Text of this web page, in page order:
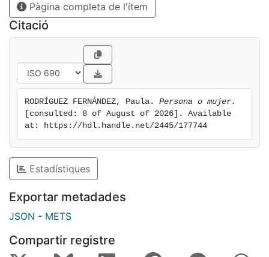
de desigualdad que se han perpetuado y
reconociendo los derechos que tradicionalmente se
negaron a las mujeres. Este mensaje reivindicativo, se
construye a partir del feminismo interseccional para
describir dos realidades que coexisten, la que
vivíamos antes del Covid-19 y la actual, que plantea
una situación mucho más vulnerable para las víctimas
de violencia de género.
Pàgina completa de l'ítem
Citació
RODRÍGUEZ FERNÁNDEZ, Paula. Persona o mujer.
[consulted: 8 of August of 2026]. Available
at: https://hdl.handle.net/2445/177744
Estadístiques
Exportar metadades
JSON - METS
Compartir registre